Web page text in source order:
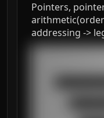
Pointers,
addressing ->